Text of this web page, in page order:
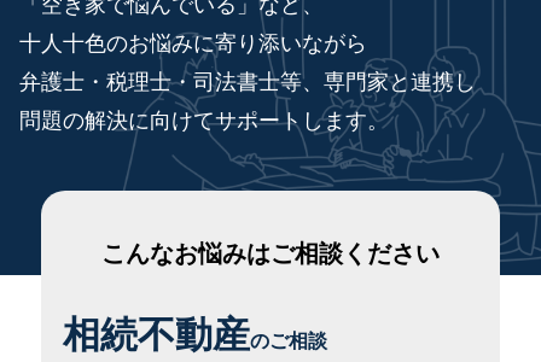
十人十色のお悩みに寄り添いながら
弁護士・税理士・司法書士等、専門家と連携し
問題の解決に向けてサポートします。
こんなお悩みはご相談ください
相続不動産のご相談